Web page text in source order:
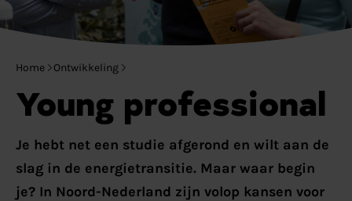
Home Ontwikkeling
Young professional
Je hebt net een studie afgerond en wilt aan de
slag in de energietransitie. Maar waar begin
je? In Noord-Nederland zijn volop kansen voor